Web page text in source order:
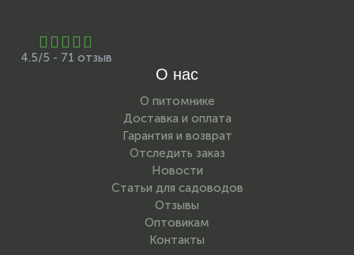
4.5/5 - 71 отзыв
О нас
О питомнике
Доставка и оплата
Гарантия и возврат
Отследить заказ
Новости
Статьи для садоводов
Отзывы
Оптовикам
Контакты